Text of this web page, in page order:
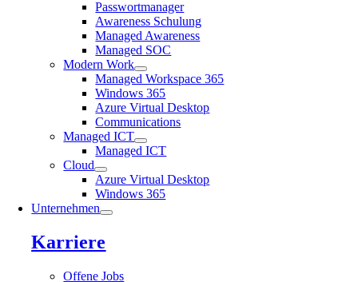
Passwortmanager
Awareness Schulung
Managed Awareness
Managed SOC
Modern Work
Managed Workspace 365
Windows 365
Azure Virtual Desktop
Communications
Managed ICT
Managed ICT
Cloud
Azure Virtual Desktop
Windows 365
Unternehmen
Karriere
Offene Jobs